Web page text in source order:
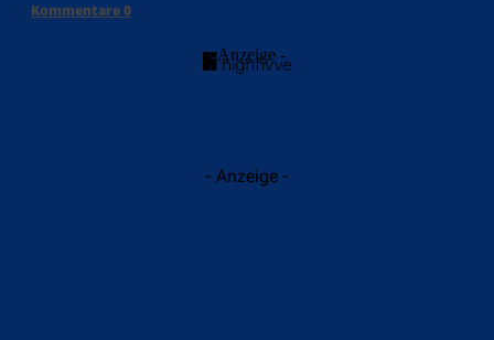
Kommentare0
- Anzeige -
- Anzeige -